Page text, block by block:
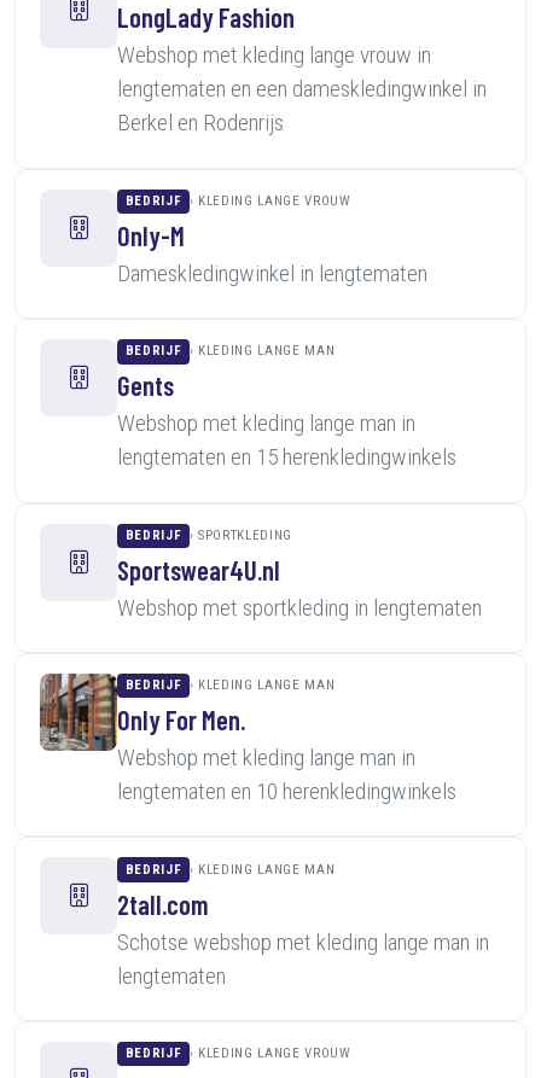
LongLady Fashion
Webshop met kleding lange vrouw in
lengtematen en een dameskledingwinkel in
Berkel en Rodenrijs
BEDRIJF KLEDING LANGE VROUW
Only-M
Dameskledingwinkel in lengtematen
BEDRIJF KLEDING LANGE MAN
Gents
Webshop met kleding lange man in
lengtematen en 15 herenkledingwinkels
BEDRIJF SPORTKLEDING
Sportswear4U.nl
Webshop met sportkleding in lengtematen
BEDRIJF KLEDING LANGE MAN
Only For Men.
Webshop met kleding lange man in
lengtematen en 10 herenkledingwinkels
BEDRIJF KLEDING LANGE MAN
2tall.com
Schotse webshop met kleding lange man in
lengtematen
BEDRIJF KLEDING LANGE VROUW